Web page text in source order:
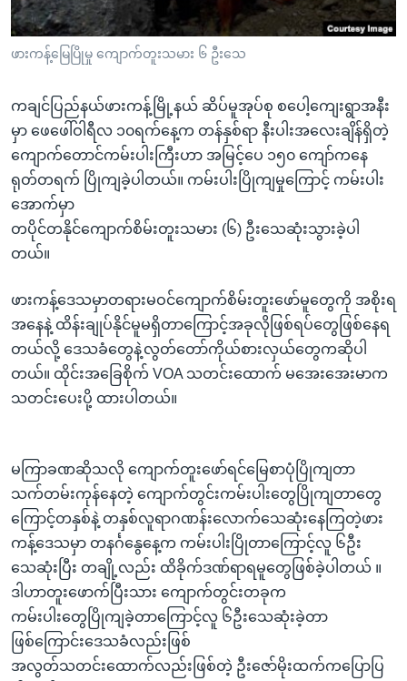
စာမျက်နှာ
သို့
ရန်
ရှာဖွေ
ရန်
နေရာ
သို့
ကျော်
ရန်
ဗွီအိုအေ လူမှုကွန်ယက်များ
ဘာသာစကားများ
ဖားကန့်မြေပြိုမှု ကျောက်တူးသမား ၆ ဦးသေ
ကချင်ပြည်နယ်ဖားကန့်မြို့နယ် ဆိပ်မူအုပ်စု စပေါ့ကျေးရွာအနီး
မှာ ဖေဖေါ်ဝါရီလ ၁၀ရက်နေ့က တန်နှစ်ရာ နီးပါးအလေးချိန်ရှိတဲ့
ကျောက်တောင်ကမ်းပါးကြီးဟာ အမြင့်ပေ ၁၅၀ ကျော်ကနေ
ရုတ်တရက် ပြိုကျခဲ့ပါတယ်။ ကမ်းပါးပြိုကျမှုကြောင့် ကမ်းပါး
အောက်မှာ
တပိုင်တနိုင်ကျောက်စိမ်းတူးသမား (၆) ဦးသေဆုံးသွားခဲ့ပါ
တယ်။
ဖားကန့်ဒေသမှာတရားမဝင်ကျောက်စိမ်းတူးဖော်မူတွေကို အစိုးရ
အနေနဲ့ ထိန်းချုပ်နိုင်မူမရှိတာကြောင့်အခုလိုဖြစ်ရပ်တွေဖြစ်နေရ
တယ်လို့ ဒေသခံတွေနဲ့လွတ်တော်ကိုယ်စားလှယ်တွေကဆိုပါ
တယ်။ ထိုင်းအခြေစိုက် VOA သတင်းထောက် မအေးအေးမာက
သတင်းပေးပို့ ထားပါတယ်။
မကြာခဏဆိုသလို ကျောက်တူးဖော်ရင်မြေစာပုံပြိုကျတာ
သက်တမ်းကုန်နေတဲ့ ကျောက်တွင်းကမ်းပါးတွေပြိုကျတာတွေ
ကြောင့်တနှစ်နဲ့ တနှစ်လူရာဂဏန်းလောက်သေဆုံးနေကြတဲ့ဖား
ကန့်ဒေသမှာ တနင်္ဂနွေနေ့က ကမ်းပါးပြိုတာကြောင့်လူ ၆ဦး
သေဆုံးပြီး တချို့လည်း ထိခိုက်ဒဏ်ရာရမူတွေဖြစ်ခဲ့ပါတယ် ။
ဒါဟာတူးဖောက်ပြီးသား ကျောက်တွင်းတခုက
ကမ်းပါးတွေပြိုကျခဲ့တာကြောင့်လူ ၆ဦးသေဆုံးခဲ့တာ
ဖြစ်ကြောင်းဒေသခံလည်းဖြစ်
အလွတ်သတင်းထောက်လည်းဖြစ်တဲ့ ဦးဇော်မိုးထက်ကပြောပြ